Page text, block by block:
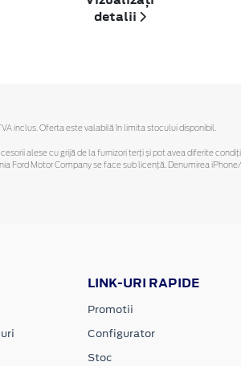
detalii
inclus. Oferta este valabilă în limita stocului disponibil.
alese cu grijă de la furnizori terți și pot avea diferite
Ford Motor Company se face sub licență. Denumirea
LINK-URI RAPIDE
Promotii
Configurator
Stoc